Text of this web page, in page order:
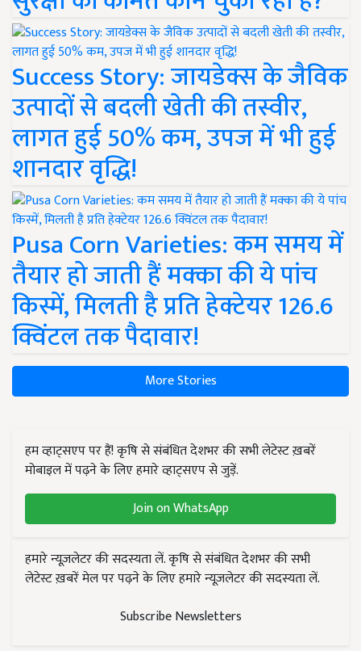
Success Story: जायडेक्स के जैविक
उत्पादों से बदली खेती की तस्वीर,
लागत हुई 50% कम, उपज में भी हुई
शानदार वृद्धि!
Pusa Corn Varieties: कम समय में
तैयार हो जाती हैं मक्का की ये पांच
किस्में, मिलती है प्रति हेक्टेयर 126.6
क्विंटल तक पैदावार!
More Stories
हम व्हाट्सएप पर हैं! कृषि से संबंधित देशभर की सभी लेटेस्ट ख़बरें
मोबाइल में पढ़ने के लिए हमारे व्हाट्सएप से जुड़ें.
Join on WhatsApp
हमारे न्यूज़लेटर की सदस्यता लें. कृषि से संबंधित देशभर की सभी
लेटेस्ट ख़बरें मेल पर पढ़ने के लिए हमारे न्यूज़लेटर की सदस्यता लें.
Subscribe Newsletters